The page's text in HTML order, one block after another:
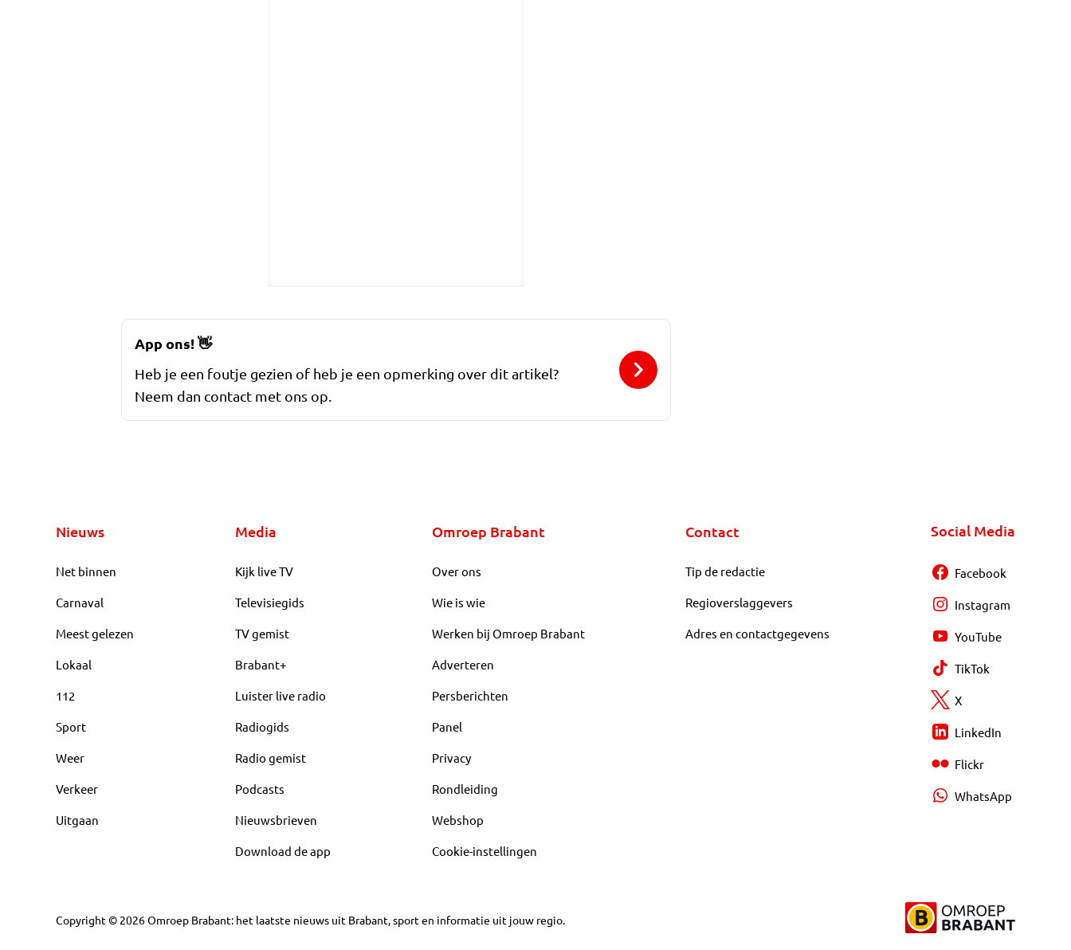
App ons!👋
Heb je een foutje gezien of heb je een opmerking over dit artikel?
Neem dan contact met ons op.
Nieuws
Net binnen
Carnaval
Meest gelezen
Lokaal
112
Sport
Weer
Verkeer
Uitgaan
Media
Kijk live TV
Televisiegids
TV gemist
Brabant+
Luister live radio
Radiogids
Radio gemist
Podcasts
Nieuwsbrieven
Download de app
Omroep Brabant
Over ons
Wie is wie
Werken bij Omroep Brabant
Adverteren
Persberichten
Panel
Privacy
Rondleiding
Webshop
Cookie-instellingen
Contact
Tip de redactie
Regioverslaggevers
Adres en contactgegevens
Social Media
Facebook
Instagram
YouTube
TikTok
X
LinkedIn
Flickr
WhatsApp
Copyright © 2026Omroep Brabant: het laatste nieuws uit Brabant, sport en informatie uit jouw regio.